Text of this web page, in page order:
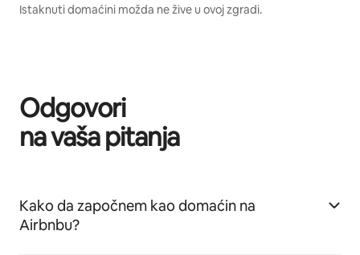
Istaknuti domaćini možda ne žive u ovoj zgradi.
Odgovori
na vaša pitanja
Kako da započnem kao domaćin na
Airbnbu?